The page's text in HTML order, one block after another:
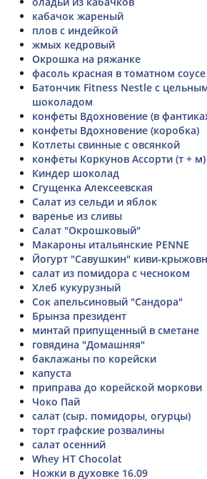
кабачок жареный
плов с индейкой
жмых кедровый
Окрошка на ряжанке
фасоль красная в томатном
Батончик Fitness Nestle c
шоколадом
конфеты Вдохновение (в
конфеты Вдохновение (коробка)
Котлеты свинные с овсянкой
конфеты Коркунов Ассорти (т +
Киндер шоколад
Сгущенка Алексеевская
Салат из сельди и яблок
варенье из сливы
Салат "Окрошковый"
Макароны итальянские PENNE
Йогурт "Савушкин" киви-
салат из помидора с чесноком
Хлеб кукурузный
Сок апельсиновый "Сандора"
Брынза президент
минтай припущенный в сметане
говядина "Домашняя"
баклажаны по корейски
капуста
приправа до корейской моркови
Чоко Пай
салат (сыр. помидоры, огурцы)
торт графские розвалины
салат осенний
Whey HT Chocolat
Ножки в духовке 16.09